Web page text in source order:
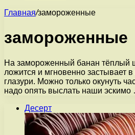
Главная/замороженные
замороженные
На замороженный банан тёплый
ложится и мгновенно застывает
глазури. Можно только окунуть
надо опять выслать наши эскимо
Десерт